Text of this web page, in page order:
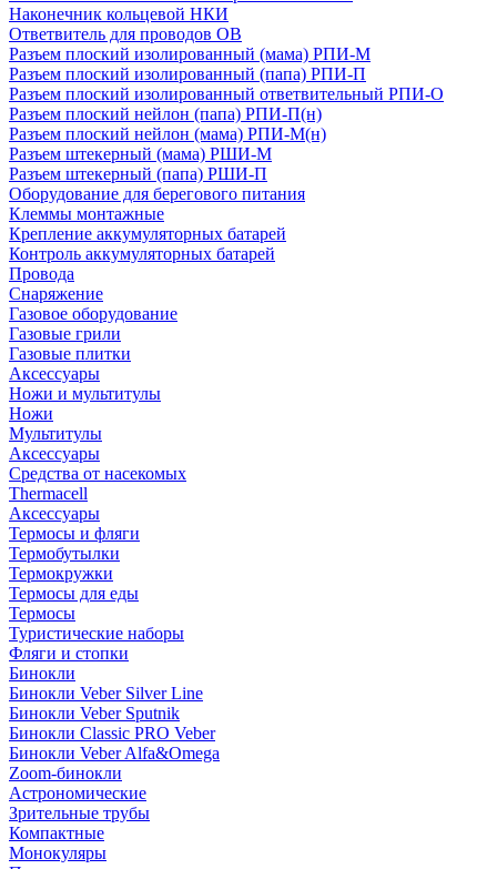
Наконечник кольцевой НКИ
Ответвитель для проводов ОВ
Разъем плоский изолированный (мама) РПИ-М
Разъем плоский изолированный (папа) РПИ-П
Разъем плоский изолированный ответвительный РПИ-О
Разъем плоский нейлон (папа) РПИ-П(н)
Разъем плоский нейлон (мама) РПИ-М(н)
Разъем штекерный (мама) РШИ-М
Разъем штекерный (папа) РШИ-П
Оборудование для берегового питания
Клеммы монтажные
Крепление аккумуляторных батарей
Контроль аккумуляторных батарей
Провода
Снаряжение
Газовое оборудование
Газовые грили
Газовые плитки
Аксессуары
Ножи и мультитулы
Ножи
Мультитулы
Аксессуары
Средства от насекомых
Thermacell
Аксессуары
Термосы и фляги
Термобутылки
Термокружки
Термосы для еды
Термосы
Туристические наборы
Фляги и стопки
Бинокли
Бинокли Veber Silver Line
Бинокли Veber Sputnik
Бинокли Classic PRO Veber
Бинокли Veber Alfa&Omega
Zoom-бинокли
Астрономические
Зрительные трубы
Компактные
Монокуляры